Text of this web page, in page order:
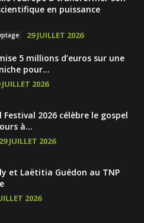
en puissance
29 JUILLET 2026
5 millions d’euros sur une
pour...
JUILLET 2026
Festival 2026 célèbre le gospel
à...
29 JUILLET 2026
et Laëtitia Guédon au TNP
2026